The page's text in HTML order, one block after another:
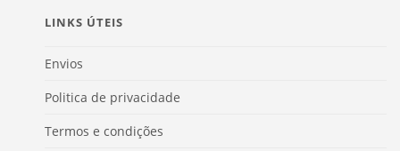
LINKS ÚTEIS
Envios
Politica de privacidade
Termos e condições